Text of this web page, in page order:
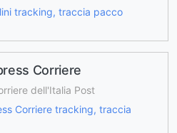
tracking, traccia pacco
Corriere
dell'Italia Post
Corriere tracking, traccia